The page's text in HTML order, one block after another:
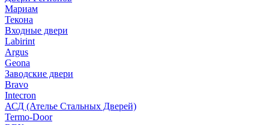
Мариам
Текона
Входные двери
Labirint
Argus
Geona
Заводские двери
Bravo
Intecron
АСД (Ателье Стальных Дверей)
Termo-Door